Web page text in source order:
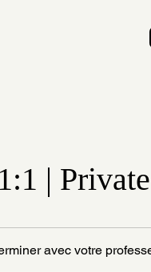
|
avec votre